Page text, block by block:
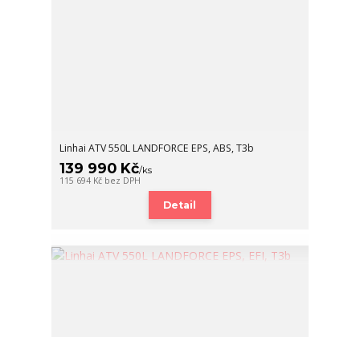
Linhai ATV 550L LANDFORCE EPS, ABS, T3b
139 990 Kč/ks
115 694 Kč bez DPH
Detail